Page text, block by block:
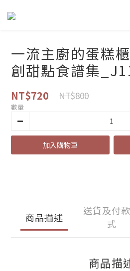
一流主廚的蛋糕
創甜點食譜集
NT$720 NT$800
數量
加入購物車
商品描述
送貨及付
式
商品描